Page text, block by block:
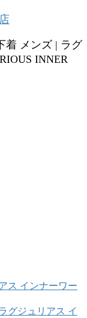
着 メンズ | ラグ
INNER
ス インナーワー
グジュリアス イ